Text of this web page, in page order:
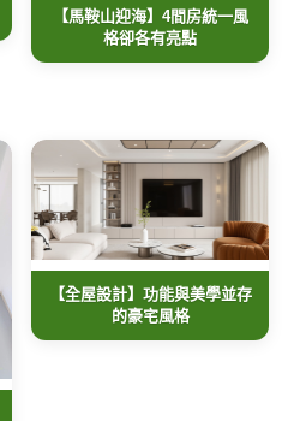
【馬鞍山迎海】4間房統一風
格卻各有亮點
【全屋設計】功能與美學並存
的豪宅風格